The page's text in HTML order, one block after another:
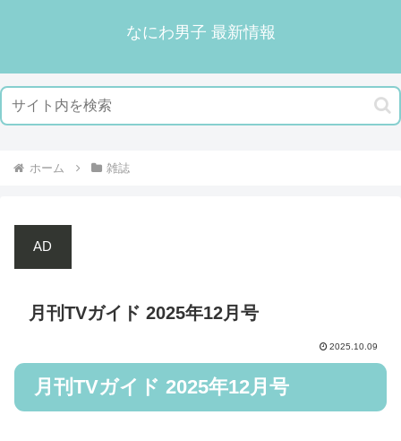
なにわ男子 最新情報
ホーム 雑誌
AD
月刊TVガイド 2025年12月号
2025.10.09
月刊TVガイド 2025年12月号